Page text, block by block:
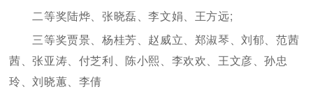
二等奖陆烨、张晓磊、李文娟、王方远;
三等奖贾景、杨桂芳、赵威立、郑淑琴、刘郁、范茜
茜、张亚涛、付芝利、陈小熙、李欢欢、王文彦、孙忠
玲、刘晓蕙、李倩